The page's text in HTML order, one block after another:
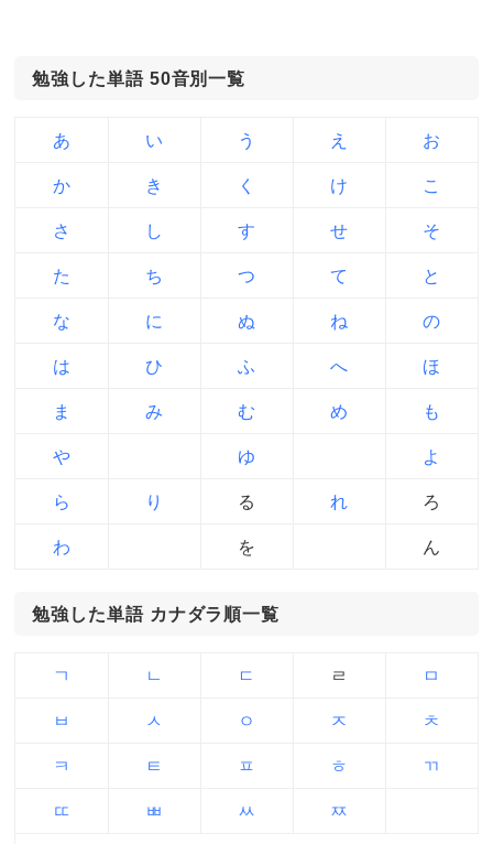
勉強した単語 50音別一覧
あ い う え お
か き く け こ
さ し す せ そ
た ち つ て と
な に ぬ ね の
は ひ ふ へ ほ
ま み む め も
や ゆ よ
ら り る れ ろ
わ を ん
勉強した単語 カナダラ順一覧
ㄱ ㄴ ㄷ ㄹ ㅁ
ㅂ ㅅ ㅇ ㅈ ㅊ
ㅋ ㅌ ㅍ ㅎ ㄲ
ㄸ ㅃ ㅆ ㅉ